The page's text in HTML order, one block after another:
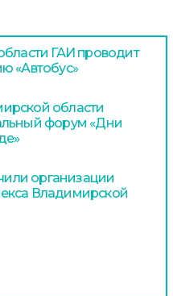
ГАИ проводит
«Автобус»
области
форум «Дни
организации
Владимирской